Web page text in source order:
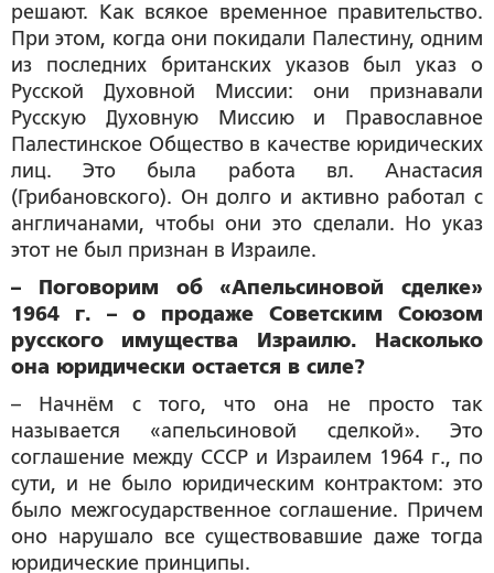
решают. Как всякое временное правительство.
При этом, когда они покидали Палестину, одним
из последних британских указов был указ о
Русской Духовной Миссии: они признавали
Русскую Духовную Миссию и Православное
Палестинское Общество в качестве юридических
лиц. Это была работа вл. Анастасия
(Грибановского). Он долго и активно работал с
англичанами, чтобы они это сделали. Но указ
этот не был признан в Израиле.
– Поговорим об «Апельсиновой сделке»
1964 г. – о продаже Советским Союзом
русского имущества Израилю. Насколько
она юридически остается в силе?
– Начнём с того, что она не просто так
называется «апельсиновой сделкой». Это
соглашение между СССР и Израилем 1964 г., по
сути, и не было юридическим контрактом: это
было межгосударственное соглашение. Причем
оно нарушало все существовавшие даже тогда
юридические принципы.